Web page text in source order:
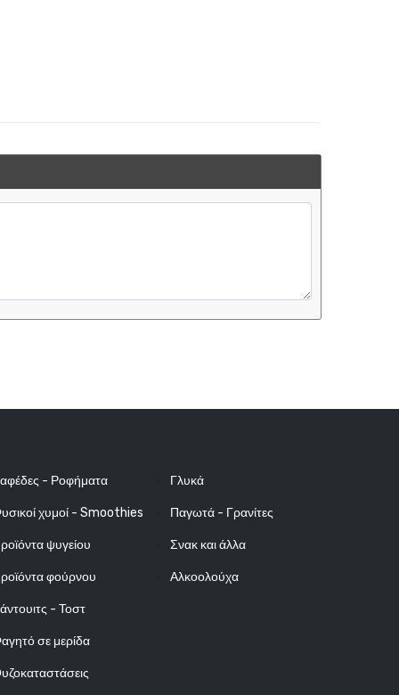
- Ροφήματα
χυμοί - Smoothies
ψυγείου
φούρνου
- Τοστ
σε μερίδα
Γλυκά
Παγωτά - Γρανίτες
Σνακ και άλλα
Αλκοολούχα